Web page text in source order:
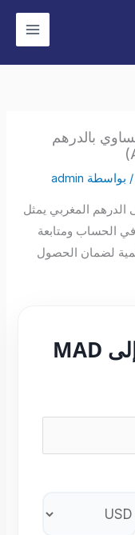
بالدرهم
admin
الدرهم المغربي يمثل
ومتابعة
الحصول